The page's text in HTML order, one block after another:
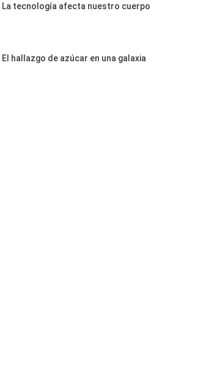
La tecnología afecta nuestro cuerpo
El hallazgo de azúcar en una galaxia